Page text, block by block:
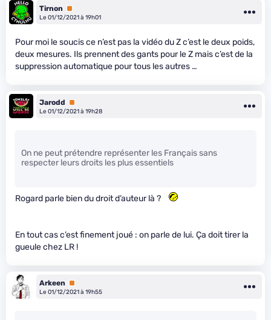
Tirnon
Premium
Le 01/12/2021 à 19h01
Pour moi le soucis ce n’est pas la vidéo du Z c’est le deux poids,
deux mesures. Ils prennent des gants pour le Z mais c’est de la
suppression automatique pour tous les autres …
Jarodd
Premium
Le 01/12/2021 à 19h28
On ne peut prétendre représenter les Français sans
respecter leurs droits les plus essentiels
Rogard parle bien du droit d’auteur là ?
En tout cas c’est finement joué : on parle de lui. Ça doit tirer la
gueule chez LR !
Arkeen
Premium
Le 01/12/2021 à 19h55